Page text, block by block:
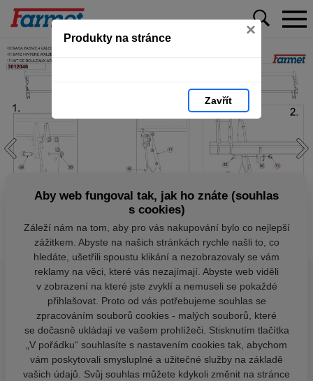
Produkty na stránce ×
Zavřít
Aby web fungoval tak, jak ho znáte (souhlas
s cookies)
Záleží nám na tom, aby pro vás nakupování bylo co nejlepší
zážitkem. Abyste na našich stránkách rychle našli to, co
hledáte, ušetřili spoustu klikání a nezobrazovaly se vám
reklamy na věci, které vás nezajímají. Abyste web viděli
v zobrazení na které jste zvyklí a nemuseli se pokaždé
přihlašovat. Proto od vás potřebujeme souhlas se
zpracováním souborů cookies - malých souborů, které
se dočasně ukládají ve vašem prohlížeči. Stisknutím tlačítka
„V pořádku“ souhlasíte s nastavením cookies tak, abychom
vám poskytovali smysluplné a užitečné služby na základě
vašich údajů. Svůj souhlas můžete kdykoli změnit na stránce